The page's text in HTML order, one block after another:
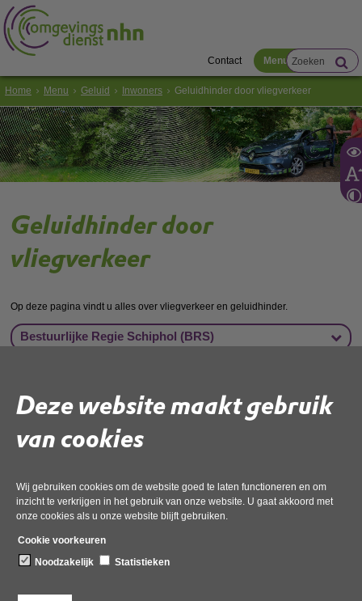
Deze website maakt gebruik
van cookies
Wij gebruiken cookies om de website goed te laten functioneren en om
inzicht te verkrijgen in het gebruik van onze website. U gaat akkoord met
onze cookies als u onze website blijft gebruiken.
Cookie voorkeuren
Noodzakelijk
Statistieken
Contact Menu
Home Menu Geluid Inwoners Geluidhinder door vliegverkeer
Geluidhinder door
vliegverkeer
Op deze pagina vindt u alles over vliegverkeer en geluidhinder.
Bestuurlijke Regie Schiphol (BRS)
Vliegverkeer in kaart